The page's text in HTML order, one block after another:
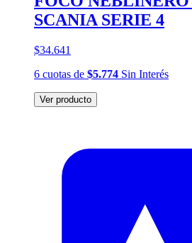
SCANIA SERIE 4
$34.641
6 cuotas de $5.774 Sin Interés
Ver producto